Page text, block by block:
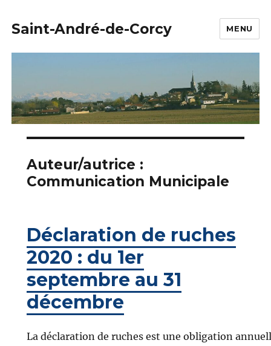
Saint-André-de-Corcy MENU
Auteur/autrice :
Communication Municipale
Déclaration de ruches
2020 : du 1er
septembre au 31
décembre
La déclaration de ruches est une obligation